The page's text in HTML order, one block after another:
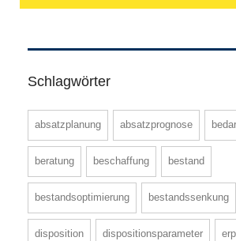
Schlagwörter
absatzplanung absatzprognose
beratung beschaffung bestand
bestandsoptimierung bestandssenkung
disposition dispositionsparameter